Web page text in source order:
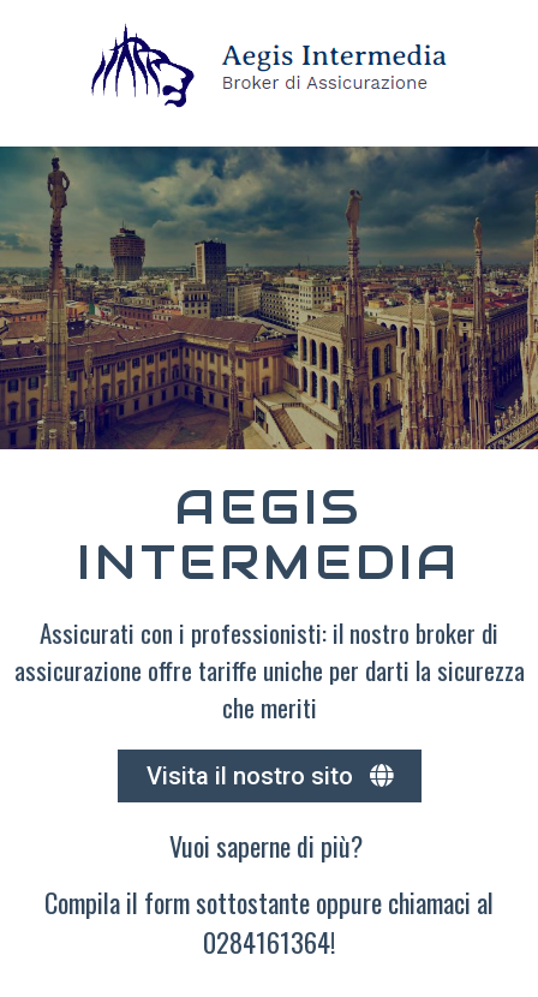
AEGIS
INTERMEDIA
Assicurati con i professionisti: il nostro broker di
assicurazione offre tariffe uniche per darti la sicurezza
che meriti
Visita il nostro sito
Vuoi saperne di più?
Compila il form sottostante oppure chiamaci al
0284161364!